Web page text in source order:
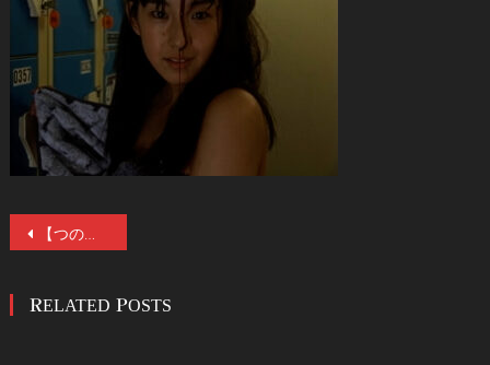
投
ナ
【つのだじろう原作×鶴田法男監督！】伝説の J ホラーOV『亡霊学級』新文芸坐にて舞台挨拶付きデジタルリマスター版上映決定！原作者・監督・キャストによる応援コメントも到着！
RELATED POSTS